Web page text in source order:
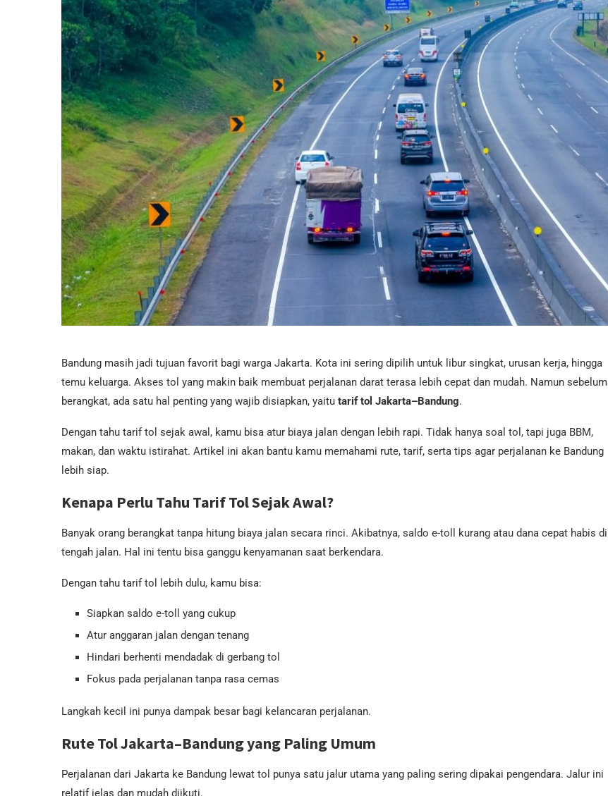
Bandung masih jadi tujuan favorit bagi warga Jakarta. Kota ini sering dipilih untuk libur singkat, urusan kerja, hingga
temu keluarga. Akses tol yang makin baik membuat perjalanan darat terasa lebih cepat dan mudah. Namun sebelum
berangkat, ada satu hal penting yang wajib disiapkan, yaitu tarif tol Jakarta–Bandung.
Dengan tahu tarif tol sejak awal, kamu bisa atur biaya jalan dengan lebih rapi. Tidak hanya soal tol, tapi juga BBM,
makan, dan waktu istirahat. Artikel ini akan bantu kamu memahami rute, tarif, serta tips agar perjalanan ke Bandung
lebih siap.
Kenapa Perlu Tahu Tarif Tol Sejak Awal?
Banyak orang berangkat tanpa hitung biaya jalan secara rinci. Akibatnya, saldo e-toll kurang atau dana cepat habis di
tengah jalan. Hal ini tentu bisa ganggu kenyamanan saat berkendara.
Dengan tahu tarif tol lebih dulu, kamu bisa:
Siapkan saldo e-toll yang cukup
Atur anggaran jalan dengan tenang
Hindari berhenti mendadak di gerbang tol
Fokus pada perjalanan tanpa rasa cemas
Langkah kecil ini punya dampak besar bagi kelancaran perjalanan.
Rute Tol Jakarta–Bandung yang Paling Umum
Perjalanan dari Jakarta ke Bandung lewat tol punya satu jalur utama yang paling sering dipakai pengendara. Jalur ini
relatif jelas dan mudah diikuti.